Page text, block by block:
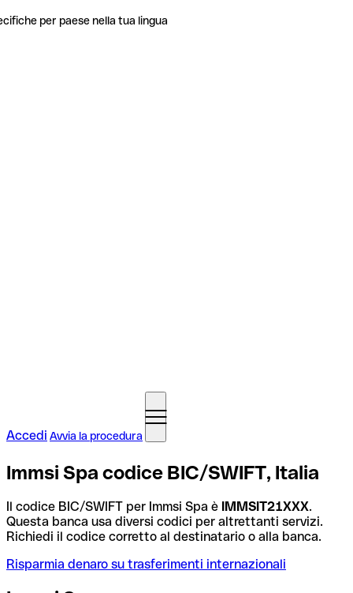
per paese nella tua lingua
Accedi Avvia la procedura
Immsi Spa codice BIC/SWIFT, Italia
Il codice BIC/SWIFT per Immsi Spa è IMMSIT21XXX.
Questa banca usa diversi codici per altrettanti servizi.
Richiedi il codice corretto al destinatario o alla banca.
Risparmia denaro su trasferimenti internazionali